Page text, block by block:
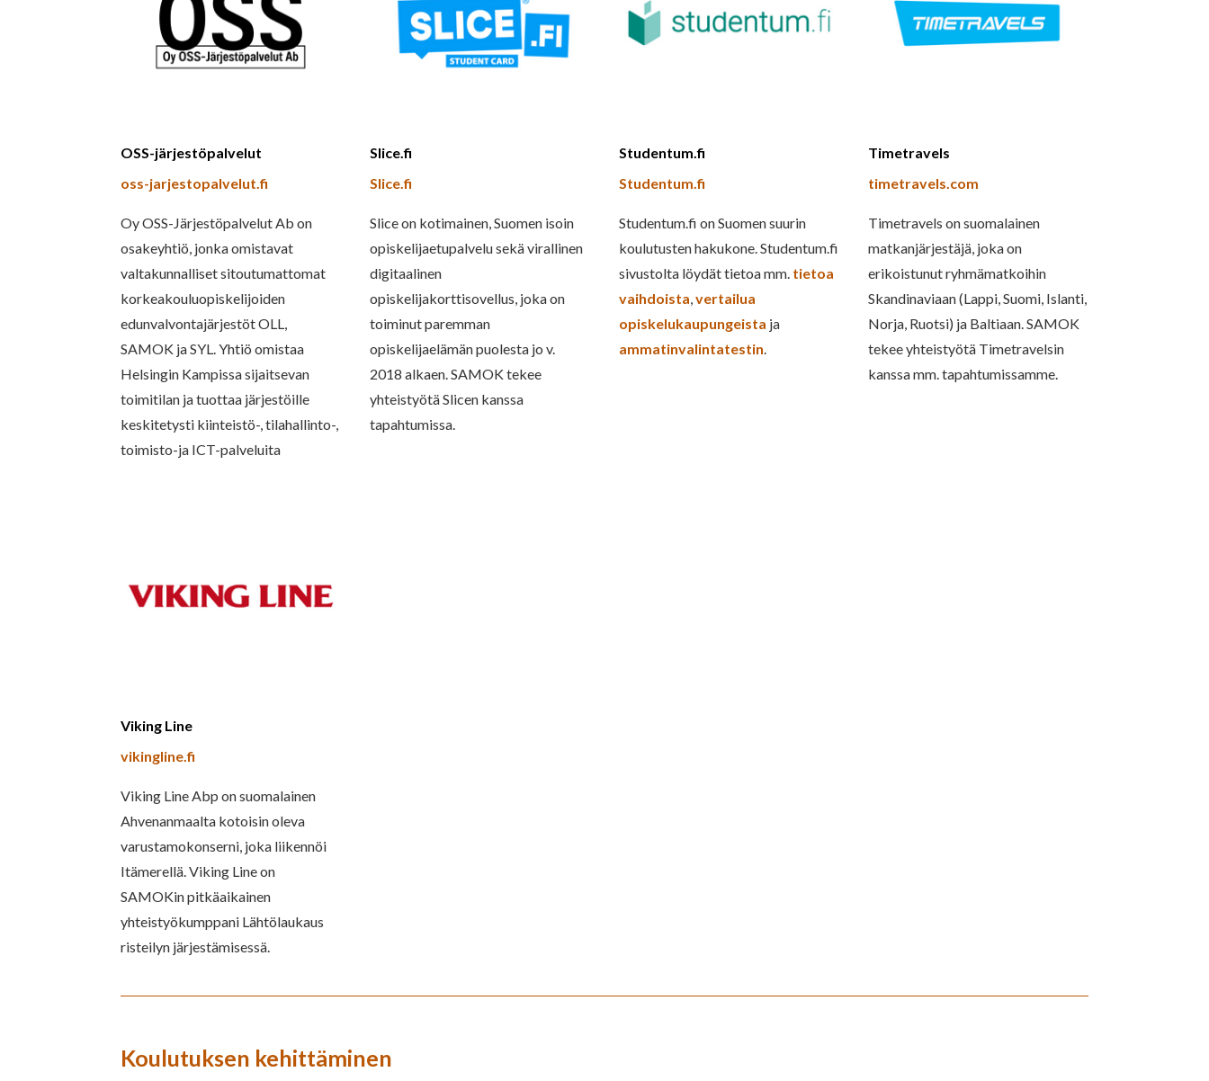
OSS-järjestöpalvelut
oss-jarjestopalvelut.fi
Oy OSS-Järjestöpalvelut Ab on
osakeyhtiö, jonka omistavat
valtakunnalliset sitoutumattomat
korkeakouluopiskelijoiden
edunvalvontajärjestöt OLL,
SAMOK ja SYL. Yhtiö omistaa
Helsingin Kampissa sijaitsevan
toimitilan ja tuottaa järjestöille
keskitetysti kiinteistö-, tilahallinto-,
toimisto-ja ICT-palveluita
Slice.fi
Slice.fi
Slice on kotimainen, Suomen isoin
opiskelijaetupalvelu sekä virallinen
digitaalinen
opiskelijakorttisovellus, joka on
toiminut paremman
opiskelijaelämän puolesta jo v.
2018 alkaen. SAMOK tekee
yhteistyötä Slicen kanssa
tapahtumissa.
Studentum.fi
Studentum.fi
Studentum.fi on Suomen suurin
koulutusten hakukone. Studentum.fi
sivustolta löydät tietoa mm. tietoa
vaihdoista ,vertailua
opiskelukaupungeista ja
ammatinvalintatestin
Timetravels
timetravels.com
Timetravels on suomalainen
matkanjärjestäjä, joka on
erikoistunut ryhmämatkoihin
Skandinaviaan (Lappi, Suomi, Islanti,
Norja, Ruotsi) ja Baltiaan. SAMOK
tekee yhteistyötä Timetravelsin
kanssa mm. tapahtumissamme.
Viking Line
vikingline.fi
Viking Line Abp on suomalainen
Ahvenanmaalta kotoisin oleva
varustamokonserni, joka liikennöi
Itämerellä. Viking Line on
SAMOKin pitkäaikainen
yhteistyökumppani Lähtölaukaus
risteilyn järjestämisessä.
Koulutuksen kehittäminen